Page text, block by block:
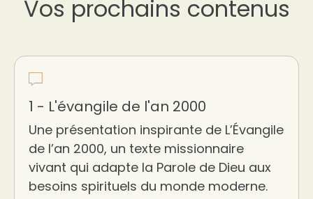
Vos prochains contenus
1 - L'évangile de l'an 2000
Une présentation inspirante de L’Évangile
de l’an 2000, un texte missionnaire
vivant qui adapte la Parole de Dieu aux
besoins spirituels du monde moderne.